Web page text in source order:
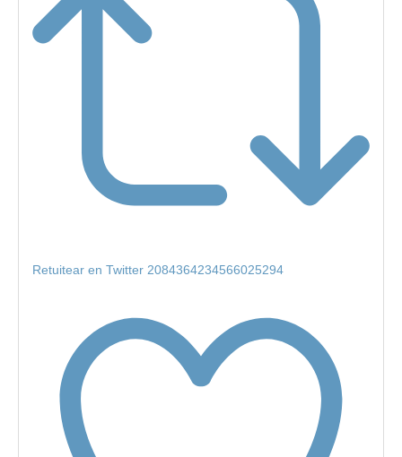
Retuitear en Twitter 2084364234566025294